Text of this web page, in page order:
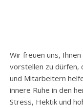
Wir freuen uns,
vorstellen zu dürfen,
und Mitarbeitern
innere Ruhe in den
Stress, Hektik und